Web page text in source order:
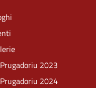
2023
2024